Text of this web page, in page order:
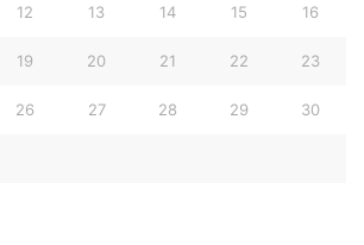
12 13 14 15 16
19 20 21 22 23
26 27 28 29 30